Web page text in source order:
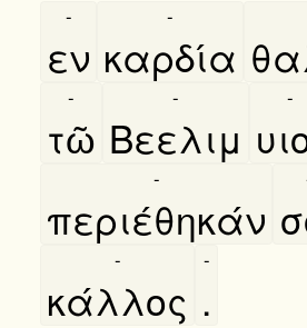
εν
-
καρδία
-
τῶ
-
Βεελιμ
- -
περιέθηκάν
-
κάλλος
-
.
-